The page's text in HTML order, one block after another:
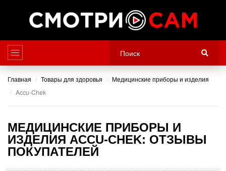
Главная Товары для здоровья
Медицинские приборы и изделия
Accu-Chek
МЕДИЦИНСКИЕ ПРИБОРЫ И
ИЗДЕЛИЯ ACCU-CHEK: ОТЗЫВЫ
ПОКУПАТЕЛЕЙ